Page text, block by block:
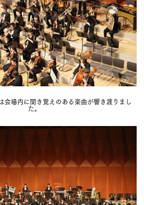
会場内に聞き覚えのある楽曲が響き渡りまし
た。